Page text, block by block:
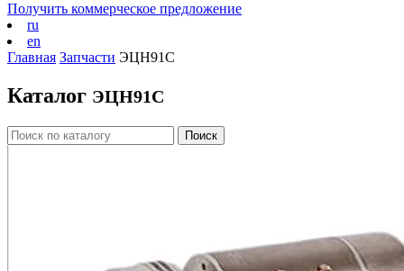
Получить коммерческое предложение
ru
en
Главная Запчасти ЭЦН91С
Каталог ЭЦН91С